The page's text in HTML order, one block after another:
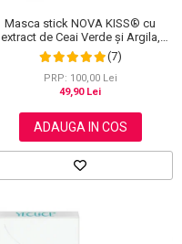
Masca stick NOVA KISS® cu
extract de Ceai Verde și Argila,
impotriva Acneei, Excesului de
Sebum, Anti Puncte Negre, 40 g
(7)
PRP: 100,00 Lei
49,90 Lei
ADAUGA IN COS